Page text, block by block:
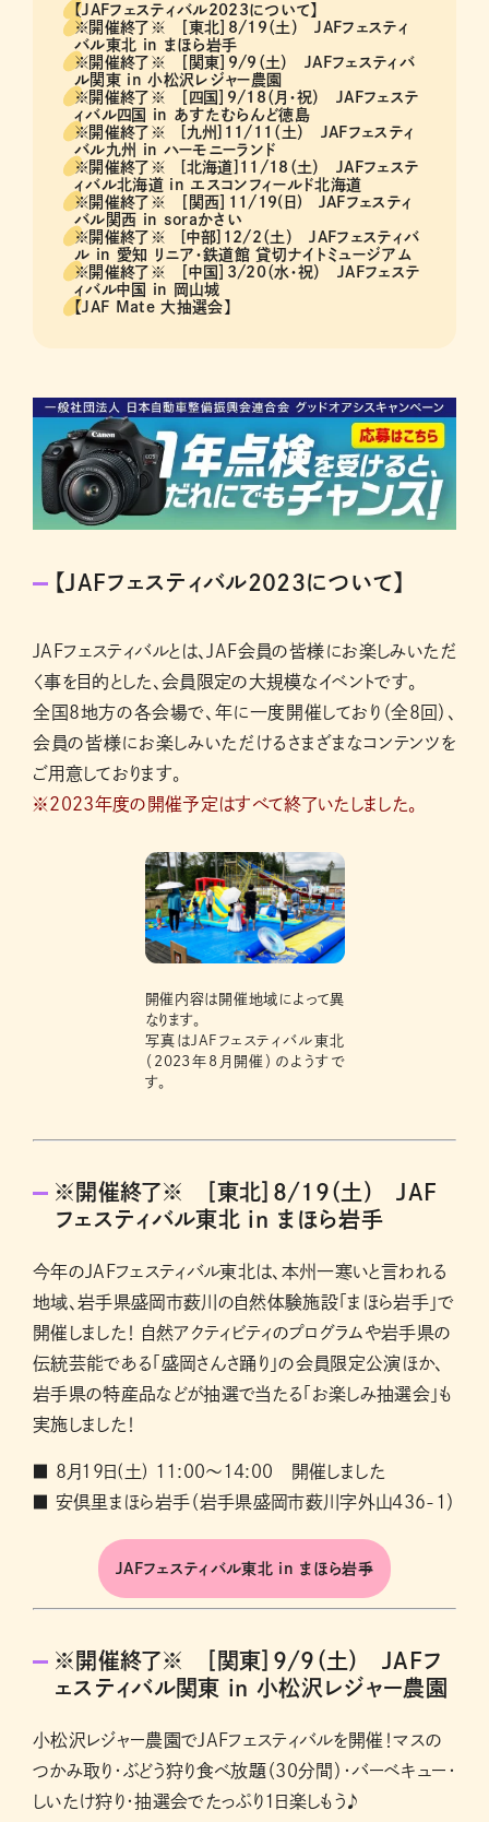
【JAFフェスティバル2023について】
※開催終了※ ［東北］8/19（土） JAFフェスティ
バル東北 in まほら岩手
※開催終了※ ［関東］9/9（土） JAFフェスティバ
ル関東 in 小松沢レジャー農園
※開催終了※ ［四国］9/18（月・祝） JAFフェステ
ィバル四国 in あすたむらんど徳島
※開催終了※ [九州]11/11（土） JAFフェスティ
バル九州 in ハーモニーランド
※開催終了※ [北海道]11/18（土） JAFフェステ
ィバル北海道 in エスコンフィールド北海道
※開催終了※ ［関西］11/19(日) JAFフェスティ
バル関西 in soraかさい
※開催終了※ [中部]12/2（土） JAFフェスティバ
ル in 愛知 リニア・鉄道館 貸切ナイトミュージアム
※開催終了※ ［中国］3/20（水・祝） JAFフェステ
ィバル中国 in 岡山城
【JAF Mate 大抽選会】
【JAFフェスティバル2023について】
JAFフェスティバルとは、JAF会員の皆様にお楽しみいただ
く事を目的とした、会員限定の大規模なイベントです。
全国8地方の各会場で、年に一度開催しており（全8回）、
会員の皆様にお楽しみいただけるさまざまなコンテンツを
ご用意しております。
※2023年度の開催予定はすべて終了いたしました。
開催内容は開催地域によって異
なります。
写真はJAFフェスティバル東北
（2023年8月開催）のようすで
す。
※開催終了※ ［東北］8/19（土） JAF
フェスティバル東北 in まほら岩手
今年のJAFフェスティバル東北は、本州一寒いと言われる
地域、岩手県盛岡市薮川の自然体験施設「まほら岩手」で
開催しました！ 自然アクティビティのプログラムや岩手県の
伝統芸能である「盛岡さんさ踊り」の会員限定公演ほか、
岩手県の特産品などが抽選で当たる「お楽しみ抽選会」も
実施しました！
■ 8月19日(土) 11:00～14:00 開催しました
■ 安倶里まほら岩手（岩手県盛岡市薮川字外山436-1）
JAFフェスティバル東北 in まほら岩手
※開催終了※ ［関東］9/9（土） JAFフ
ェスティバル関東 in 小松沢レジャー農園
小松沢レジャー農園でJAFフェスティバルを開催！マスの
つかみ取り・ぶどう狩り食べ放題（30分間）・バーベキュー・
しいたけ狩り・抽選会でたっぷり1日楽しもう♪